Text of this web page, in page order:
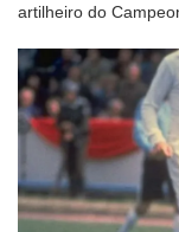
artilheiro do